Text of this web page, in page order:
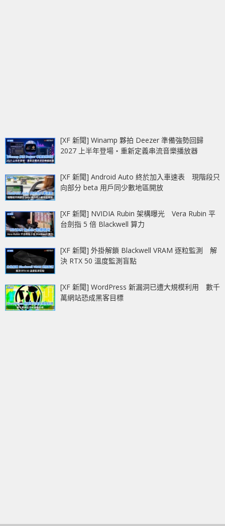
[XF 新聞] Winamp 夥拍 Deezer 準備強勢回歸
2027 上半年登場‧重新定義串流音樂播放器
[XF 新聞] Android Auto 終於加入車速表 現階段只
向部分 beta 用戶同少數地區開放
[XF 新聞] NVIDIA Rubin 架構曝光 Vera Rubin 平
台劍指 5 倍 Blackwell 算力
[XF 新聞] 外掛解鎖 Blackwell VRAM 逐粒監測 解
決 RTX 50 溫度監測盲點
[XF 新聞] WordPress 新漏洞已遭大規模利用 數千
萬網站恐成黑客目標